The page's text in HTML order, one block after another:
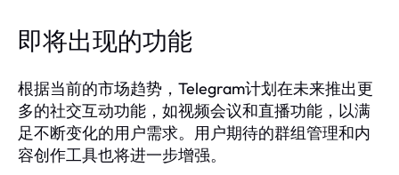
即将出现的功能
根据当前的市场趋势，Telegram计划在未来推出更
多的社交互动功能，如视频会议和直播功能，以满
足不断变化的用户需求。用户期待的群组管理和内
容创作工具也将进一步增强。